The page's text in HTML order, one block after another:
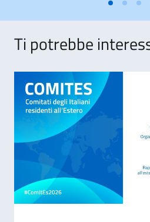
Ti potrebbe